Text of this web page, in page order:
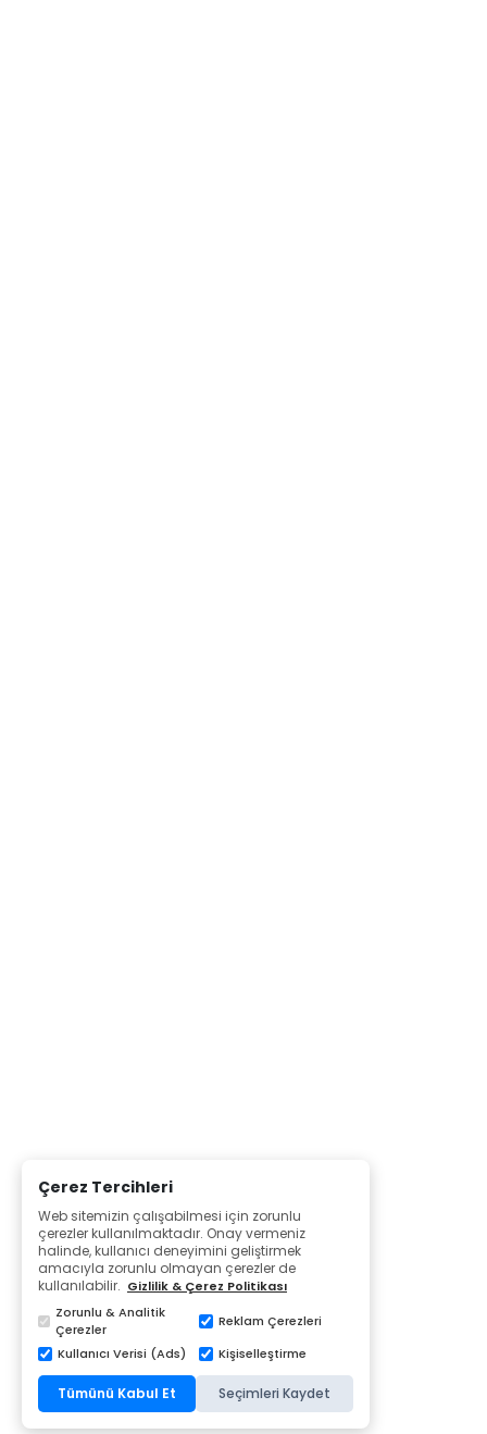
Çerez Tercihleri
Web sitemizin çalışabilmesi için zorunlu
çerezler kullanılmaktadır. Onay vermeniz
halinde, kullanıcı deneyimini geliştirmek
amacıyla zorunlu olmayan çerezler de
kullanılabilir. Gizlilik & Çerez Politikası
Zorunlu & Analitik
Çerezler
Reklam Çerezleri
Kullanıcı Verisi (Ads)
Kişiselleştirme
Tümünü Kabul Et Seçimleri Kaydet